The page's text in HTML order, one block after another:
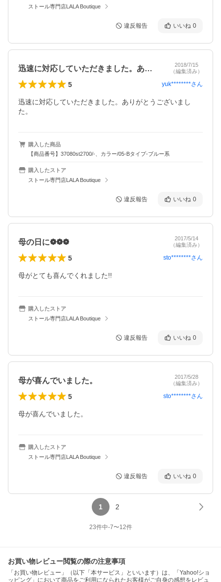
ストール専門店LALA Boutique
違反報告 いいね 0
迅速に対応していただきました。ありがと…
2018/7/15
（編集済み）
5 yuk********さん
迅速に対応していただきました。ありがとうございまし
た。
購入した商品
【商品番号】37080st2700/-、カラー/05-Bタイプ-ブルー系
購入したストア
ストール専門店LALA Boutique
違反報告 いいね 0
母の日に❁❁❁
2017/5/14
（編集済み）
5 sto********さん
母がとても喜んでくれました!!
購入したストア
ストール専門店LALA Boutique
違反報告 いいね 0
母が喜んでいました。
2017/5/28
（編集済み）
5 sto********さん
母が喜んでいました。
購入したストア
ストール専門店LALA Boutique
違反報告 いいね 0
1 2
23件中-7〜12件
お買い物レビュー閲覧の際の注意事項
「お買い物レビュー」（以下「本サービス」といいます）は、「Yahoo!ショ
ッピング」において商品をご利用になられたお客様がご自身の感想をレビュ